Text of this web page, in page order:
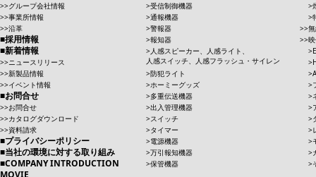
グループ会社情報
事業所情報
沿革
採用情報
新着情報
ニュースリリース
新製品情報
イベント情報
お問合せ
お問合せ
カタログダウンロード
資料請求
プライバシーポリシー
当社の環境に対する取り組み
COMPANY INTRODUCTION
MOVIE
受信制御機器
通報機器
警報器
報知器
人感スピーカー、人感ライト、
人感スイッチ、人感フラッシュ・サイレン
防犯ライト
ホーミーグッズ
多重伝送機器
出入管理機器
スイッチ
タイマー
電源機器
万引報知機器
保管機器